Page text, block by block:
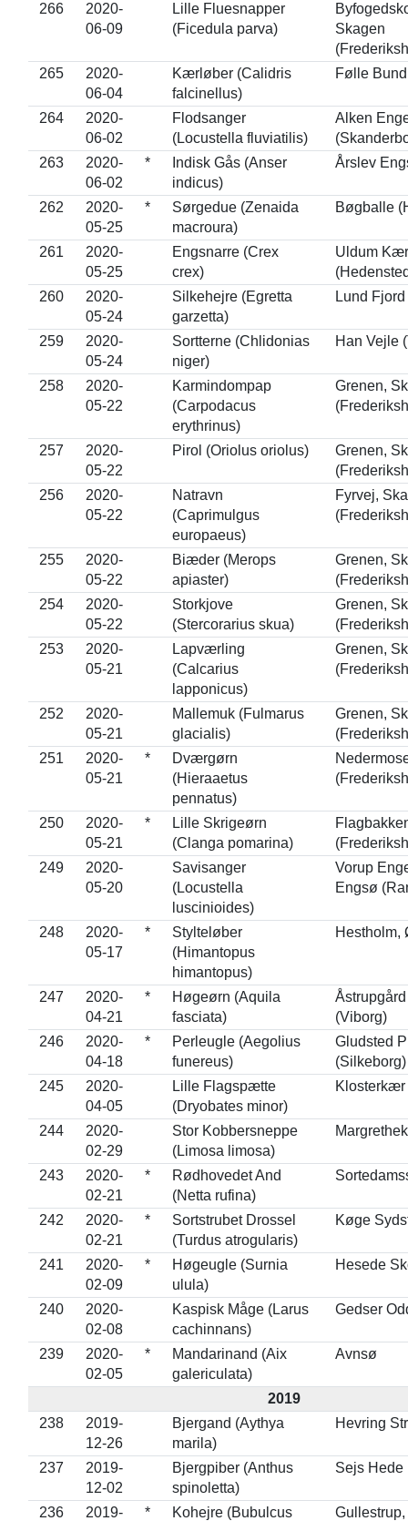
266
2020-
06-09
Lille Fluesnapper
(Ficedula parva)
Skagen
265
2020-
06-04
Kærløber (Calidris
falcinellus)
Følle
264
2020-
06-02
Flodsanger
(Locustella fluviatilis)
Alken
263
2020-
06-02
*
Indisk Gås (Anser
indicus)
Årslev
262
2020-
05-25
*
Sørgedue (Zenaida
macroura)
Bøgballe
261
2020-
05-25
Engsnarre (Crex
crex)
Uldum Kær
260
2020-
05-24
Silkehejre (Egretta
garzetta)
Lund
259
2020-
05-24
Sortterne (Chlidonias
niger)
Han Vejle
258
2020-
05-22
Karmindompap
(Carpodacus
erythrinus)
Grenen,
257
2020-
05-22
Pirol (Oriolus oriolus)
Grenen,
256
2020-
05-22
Natravn
(Caprimulgus
europaeus)
Fyrvej,
255
2020-
05-22
Biæder (Merops
apiaster)
Grenen,
254
2020-
05-22
Storkjove
(Stercorarius skua)
Grenen,
253
2020-
05-21
Lapværling
(Calcarius
lapponicus)
Grenen,
252
2020-
05-21
Mallemuk (Fulmarus
glacialis)
Grenen,
251
2020-
05-21
*
Dværgørn
(Hieraaetus
pennatus)
250
2020-
05-21
*
Lille Skrigeørn
(Clanga pomarina)
249
2020-
05-20
Savisanger
(Locustella
luscinioides)
Vorup
Engsø
248
2020-
05-17
*
Stylteløber
(Himantopus
himantopus)
Hestholm,
247
2020-
04-21
*
Høgeørn (Aquila
fasciata)
(Viborg)
246
2020-
04-18
*
Perleugle (Aegolius
funereus)
Gludsted
(Silkeborg)
245
2020-
04-05
Lille Flagspætte
(Dryobates minor)
Klosterkær
244
2020-
02-29
Stor Kobbersneppe
(Limosa limosa)
243
2020-
02-21
*
Rødhovedet And
(Netta rufina)
242
2020-
02-21
*
Sortstrubet Drossel
(Turdus atrogularis)
Køge
241
2020-
02-09
*
Høgeugle (Surnia
ulula)
Hesede
240
2020-
02-08
Kaspisk Måge (Larus
cachinnans)
Gedser
239
2020-
02-05
*
Mandarinand (Aix
galericulata)
Avnsø
2019
238
2019-
12-26
Bjergand (Aythya
marila)
Hevring
237
2019-
12-02
Bjergpiber (Anthus
spinoletta)
Sejs Hede
236
2019-
*
Kohejre (Bubulcus